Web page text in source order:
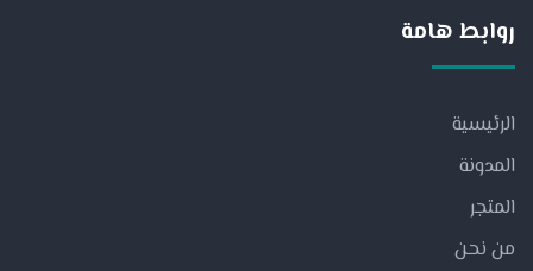
روابط هامة
الرئيسية
المدونة
المتجر
من نحن